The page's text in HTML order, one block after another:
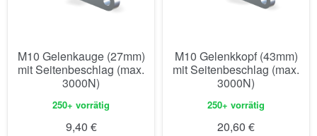
M10 Gelenkauge (27mm)
mit Seitenbeschlag (max.
3000N)
250+ vorrätig
9,40 €
M10 Gelenkkopf (43mm)
mit Seitenbeschlag (max.
3000N)
250+ vorrätig
20,60 €